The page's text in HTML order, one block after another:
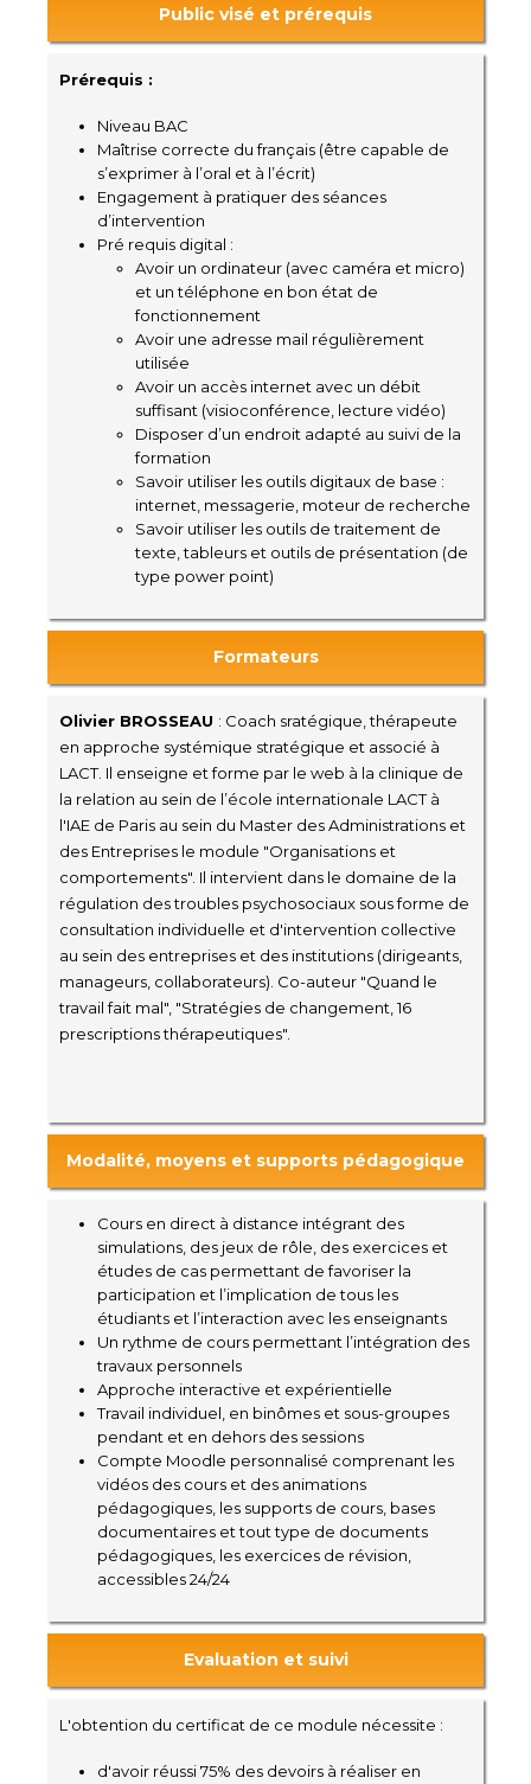
Public visé et prérequis
Prérequis :
Niveau BAC
Maîtrise correcte du français (être capable de
s’exprimer à l’oral et à l’écrit)
Engagement à pratiquer des séances
d’intervention
Pré requis digital :
Avoir un ordinateur (avec caméra et micro)
et un téléphone en bon état de
fonctionnement
Avoir une adresse mail régulièrement
utilisée
Avoir un accès internet avec un débit
suffisant (visioconférence, lecture vidéo)
Disposer d’un endroit adapté au suivi de la
formation
Savoir utiliser les outils digitaux de base :
internet, messagerie, moteur de recherche
Savoir utiliser les outils de traitement de
texte, tableurs et outils de présentation (de
type power point)
Formateurs
Olivier BROSSEAU : Coach sratégique, thérapeute
en approche systémique stratégique et associé à
LACT. Il enseigne et forme par le web à la clinique de
la relation au sein de l’école internationale LACT à
l'IAE de Paris au sein du Master des Administrations et
des Entreprises le module "Organisations et
comportements". Il intervient dans le domaine de la
régulation des troubles psychosociaux sous forme de
consultation individuelle et d'intervention collective
au sein des entreprises et des institutions (dirigeants,
manageurs, collaborateurs). Co-auteur "Quand le
travail fait mal", "Stratégies de changement, 16
prescriptions thérapeutiques".
Modalité, moyens et supports pédagogique
Cours en direct à distance intégrant des
simulations, des jeux de rôle, des exercices et
études de cas permettant de favoriser la
participation et l’implication de tous les
étudiants et l’interaction avec les enseignants
Un rythme de cours permettant l’intégration des
travaux personnels
Approche interactive et expérientielle
Travail individuel, en binômes et sous-groupes
pendant et en dehors des sessions
Compte Moodle personnalisé comprenant les
vidéos des cours et des animations
pédagogiques, les supports de cours, bases
documentaires et tout type de documents
pédagogiques, les exercices de révision,
accessibles 24/24
Evaluation et suivi
L'obtention du certificat de ce module nécessite :
d'avoir réussi 75% des devoirs à réaliser en